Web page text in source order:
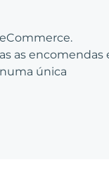
as encomendas
única